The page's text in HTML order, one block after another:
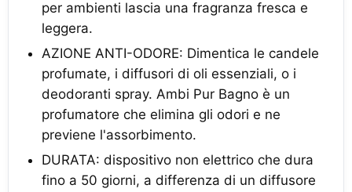
per ambienti lascia una fragranza fresca e
leggera.
AZIONE ANTI-ODORE: Dimentica le candele
profumate, i diffusori di oli essenziali, o i
deodoranti spray. Ambi Pur Bagno è un
profumatore che elimina gli odori e ne
previene l'assorbimento.
DURATA: dispositivo non elettrico che dura
fino a 50 giorni, a differenza di un diffusore